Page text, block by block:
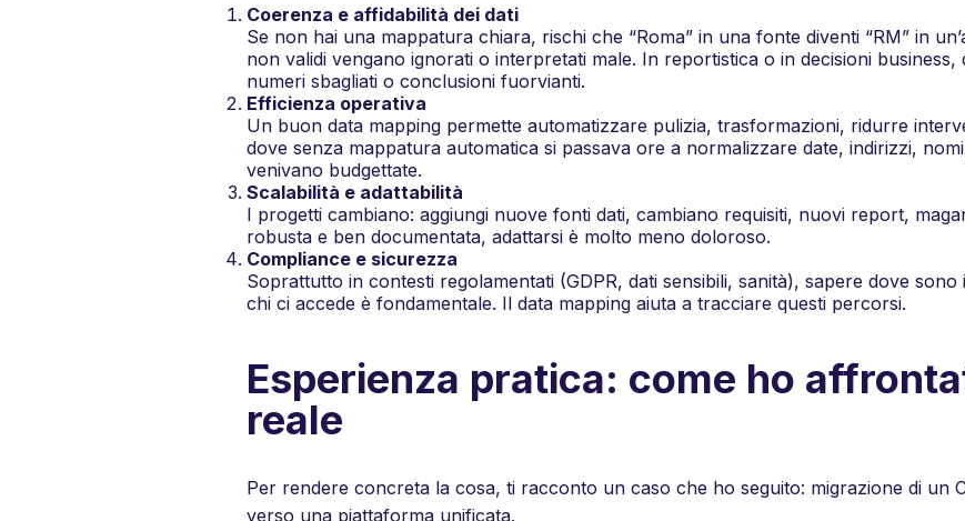
Coerenza e affidabilità dei dati
Se non hai una mappatura chiara, rischi che “Roma” in una fonte diventi “RM” in
non validi vengano ignorati o interpretati male. In reportistica o in decisioni
numeri sbagliati o conclusioni fuorvianti.
Efficienza operativa
Un buon data mapping permette automatizzare pulizia, trasformazioni, ridurre
dove senza mappatura automatica si passava ore a normalizzare date, indirizzi,
venivano budgettate.
Scalabilità e adattabilità
I progetti cambiano: aggiungi nuove fonti dati, cambiano requisiti, nuovi report,
robusta e ben documentata, adattarsi è molto meno doloroso.
Compliance e sicurezza
Soprattutto in contesti regolamentati (GDPR, dati sensibili, sanità), sapere dove sono
chi ci accede è fondamentale. Il data mapping aiuta a tracciare questi percorsi.
Esperienza pratica: come ho
reale
Per rendere concreta la cosa, ti racconto un caso che ho seguito: migrazione di un
verso una piattaforma unificata.